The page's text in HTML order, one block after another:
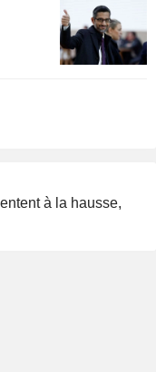
à la hausse,